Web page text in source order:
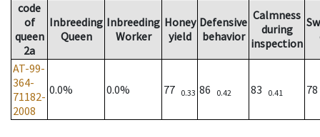
code
of
queen
2a
Inbreeding
Queen
Inbreeding
Worker
Honey
yield
Defensive
behavior
Calmness
during
inspection
AT-99-
364-
71182-
2008
0.0% 0.0% 77 0.33 86 0.42 83 0.41